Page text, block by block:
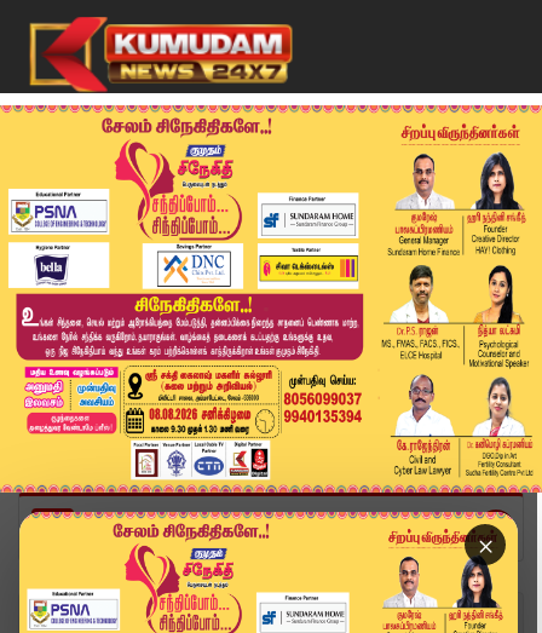
×
Home Topics Trisha